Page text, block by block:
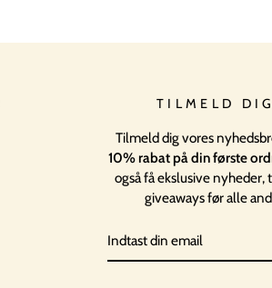
TILMELD DIG
Tilmeld dig vores
10% rabat på din første
også få ekslusive nyheder,
giveaways før alle
DIN
EMAIL